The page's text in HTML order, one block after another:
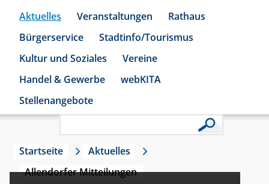
Aktuelles Veranstaltungen
Rathaus
Bürgerservice
Stadtinfo/Tourismus
Kultur und Soziales
Vereine
Handel & Gewerbe
webKITA
Stellenangebote
Startseite
Aktuelles
Allendorfer Mitteilungen